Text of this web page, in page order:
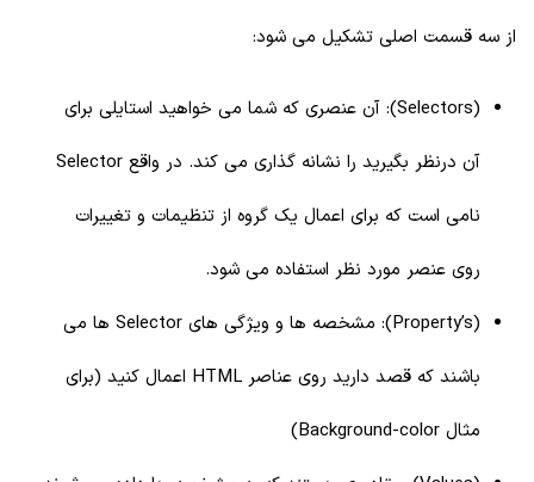
از سه قسمت اصلی تشکیل می شود:
(Selectors): آن عنصری که شما می خواهید استایلی برای
آن درنظر بگیرید را نشانه گذاری می کند. در واقع Selector
نامی است که برای اعمال یک گروه از تنظیمات و تغییرات
روی عنصر مورد نظر استفاده می شود.
(Property’s): مشخصه ها و ویژگی های Selector ها می
باشند که قصد دارید روی عناصر HTML اعمال کنید (برای
مثال Background-color)